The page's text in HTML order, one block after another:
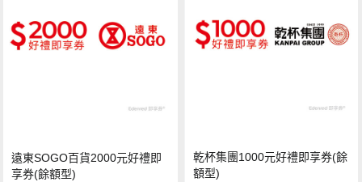
遠東SOGO百貨2000元好禮即
享券(餘額型)
乾杯集團1000元好禮即享券(餘
額型)